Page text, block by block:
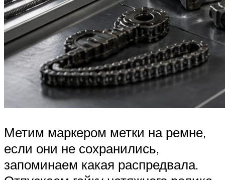
Метим маркером метки на ремне,
если они не сохранились,
запоминаем какая распредвала.